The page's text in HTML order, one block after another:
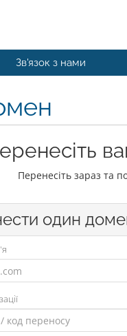
Зв'язок з нами
Перенесіть зараз та
один